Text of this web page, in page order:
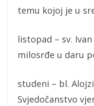
temu kojoj je u
listopad – sv. Ivan
milosrđe u daru
studeni – bl.
Svjedočanstvo